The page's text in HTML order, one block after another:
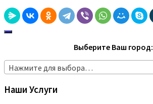
Выберите Ваш город:
Нажмите для выбора…
Наши Услуги